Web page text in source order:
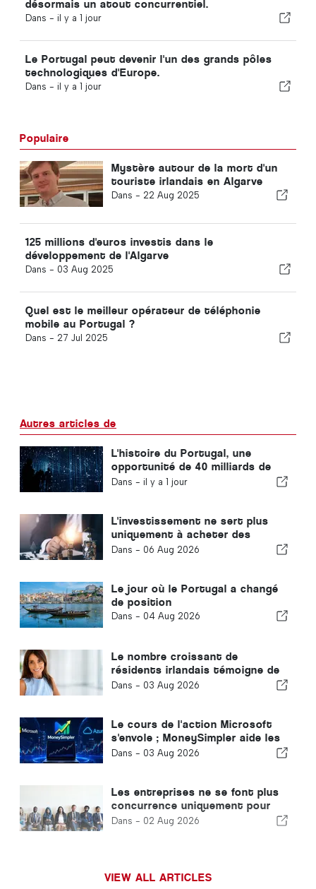
désormais un atout concurrentiel.
Dans - il y a 1 jour
Le Portugal peut devenir l'un des grands pôles
technologiques d'Europe.
Dans - il y a 1 jour
Populaire
Mystère autour de la mort d'un
touriste irlandais en Algarve
Dans - 22 Aug 2025
125 millions d'euros investis dans le
développement de l'Algarve
Dans - 03 Aug 2025
Quel est le meilleur opérateur de téléphonie
mobile au Portugal ?
Dans - 27 Jul 2025
Autres articles de
L'histoire du Portugal, une
opportunité de 40 milliards de
dollars que la plupart des
Dans - il y a 1 jour
L'investissement ne sert plus
uniquement à acheter des
usines : il permet d'acquérir des
Dans - 06 Aug 2026
Le jour où le Portugal a changé
de position
Dans - 04 Aug 2026
Le nombre croissant de
résidents irlandais témoigne de
la transformation de l'Algarve en
Dans - 03 Aug 2026
Le cours de l'action Microsoft
s'envole ; MoneySimpler aide les
investisseurs à générer des
Dans - 03 Aug 2026
Les entreprises ne se font plus
concurrence uniquement pour
attirer des clients : elles se
Dans - 02 Aug 2026
VIEW ALL ARTICLES